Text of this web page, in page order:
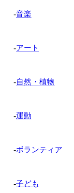
-音楽
-アート
-自然・植物
-運動
-ボランティア
-子ども